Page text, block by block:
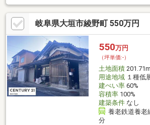
建ぺい率超過センチュリー２１真永不動産は
広い取り扱い物件！〇無料住宅ローン相談で
級の営業スタッフ数！〇キッズスペース完備！
識も豊富です！営業時間9：30～18：00 (定
間帯はお電話でのお問い合わせがスムーズにご
岐阜県大垣市綾野町 550万円
550万円
（坪単価:-）
土地面積201.71m
用途地域１種低
建ぺい率60%
容積率100%
建築条件なし
養老鉄道養老
分